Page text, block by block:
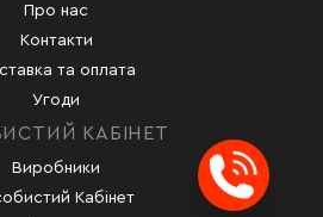
Про нас
Контакти
та оплата
Угоди
КАБІНЕТ
Виробники
Кабінет